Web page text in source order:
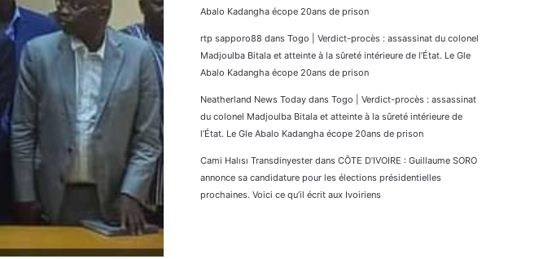
Abalo Kadangha écope 20ans de prison
rtp sapporo88 dans Togo | Verdict-procès : assassinat du colonel
Madjoulba Bitala et atteinte à la sûreté intérieure de l’État. Le Gle
Abalo Kadangha écope 20ans de prison
Neatherland News Today dans Togo | Verdict-procès : assassinat
du colonel Madjoulba Bitala et atteinte à la sûreté intérieure de
l’État. Le Gle Abalo Kadangha écope 20ans de prison
Cami Halısı Transdinyester dans CÔTE D’IVOIRE : Guillaume SORO
annonce sa candidature pour les élections présidentielles
prochaines. Voici ce qu’il écrit aux Ivoiriens